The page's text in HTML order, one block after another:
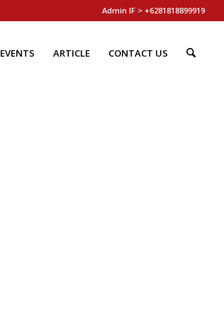
Admin IF > +6281818899919
EVENTS ARTICLE CONTACT US